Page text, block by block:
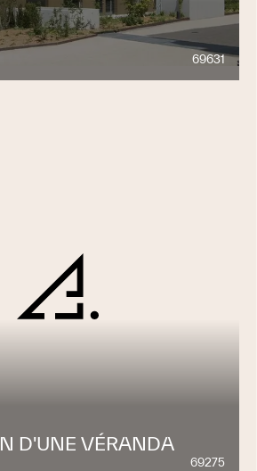
69631
D'UNE VÉRANDA
69275